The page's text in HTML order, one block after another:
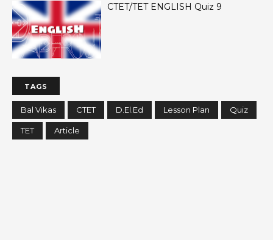
CTET/TET ENGLISH Quiz 9
TAGS
Bal Vikas CTET D.El.Ed Lesson Plan Quiz
TET Article